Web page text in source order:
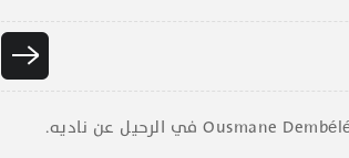
Ousmaneفي الرحيل عن ناديه.